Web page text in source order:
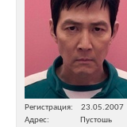
Регистрация
23.05.2007
Адрес
Пустошь